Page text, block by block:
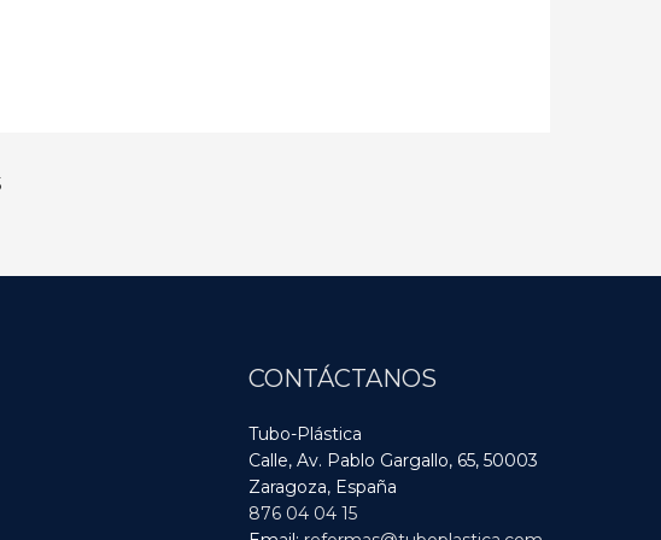
CONTÁCTANOS
Tubo-Plástica
Calle, Av. Pablo Gargallo, 65, 50003
Zaragoza, España
876 04 04 15